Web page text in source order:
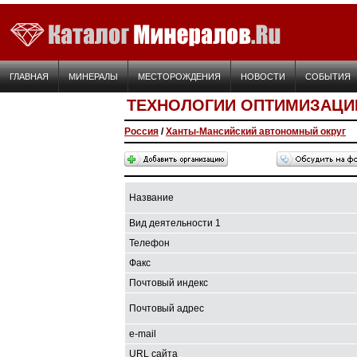
ГЛАВНАЯ МИНЕРАЛЫ МЕСТОРОЖДЕНИЯ НОВОСТИ СОБЫТИЯ
ТЕХНОЛОГИИ
Россия /Ханты-Мансийский автономный округ
Название
Вид деятельности 1
Телефон
Факс
Почтовый индекс
Почтовый адрес
e-mail
URL сайта